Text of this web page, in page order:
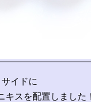
イドに
キスを配置しました